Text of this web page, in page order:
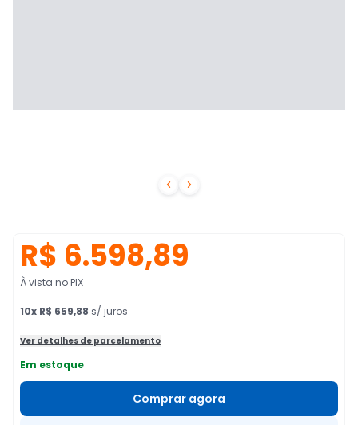
 
R$ 6.598,89
À vista no PIX
10x R$ 659,88 s/ juros
Ver detalhes de parcelamento
Em estoque
Comprar agora